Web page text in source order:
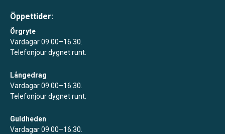
Öppettider:
Örgryte
Vardagar 09.00–16.30.
Telefonjour dygnet runt.
Långedrag
Vardagar 09.00–16.30.
Telefonjour dygnet runt.
Guldheden
Vardagar 09.00–16.30.